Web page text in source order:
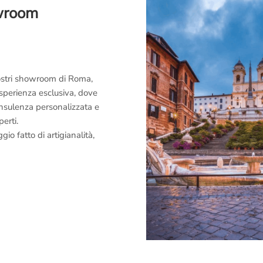
showroom di Roma,
esclusiva, dove
personalizzata e
fatto di artigianalità,